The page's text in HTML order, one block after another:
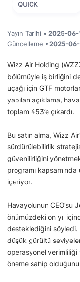
QUICK
Yayın Tarihi • 2025-06-
Güncelleme • 2025-06-
Wizz Air Holding
bölümüyle iş birliğini
uçağı için GTF
yapılan açıklama,
toplam 453’e çıkardı.
Bu satın alma, Wizz
sürdürülebilirlik
güvenilirliğini
programı
içeriyor.
Havayolunun CEO’su
önümüzdeki on yıl
desteklediğini söyledi.
düşük gürültü
operasyonel verimliliği
öneme sahip